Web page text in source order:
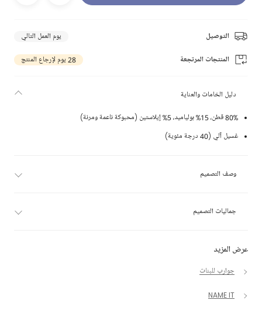
التوصيل يوم العمل التالي
المنتجات المرتجعة 28 يوم لإرجاع المنتج
عرض المزيد
جوارب للبنات
NAME IT
دليل الخامات والعناية
80% قطن، 15% بولياميد، 5% إيلاستين (محبوكة ناعمة ومرنة)
غسيل آلي (40 درجة مئوية)
وصف التصميم
جماليات التصميم